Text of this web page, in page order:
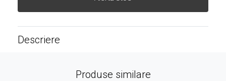
Descriere
Produse similare